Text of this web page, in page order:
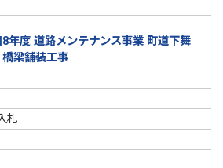
年度 道路メンテナンス事業 町道下舞
梁舗装工事
札